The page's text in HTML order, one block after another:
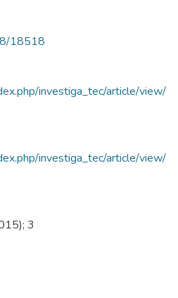
18518
investiga_tec/article/view/
investiga_tec/article/view/
3